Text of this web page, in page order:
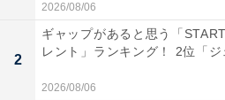
が勉学や研究に取り組んでいま
回答者からは「一般的な教員に
イメージがあるから（50代・北
2026/08/06
2
ギャップがあると思う「
レント」ランキング！ 2位「ジ
2026/08/06